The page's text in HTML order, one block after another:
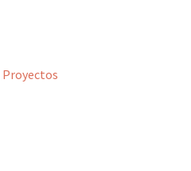
Proyectos